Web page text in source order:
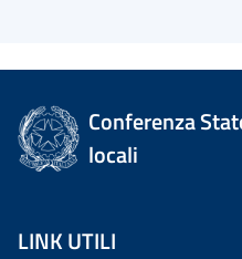
Conferenza
locali
LINK UTILI